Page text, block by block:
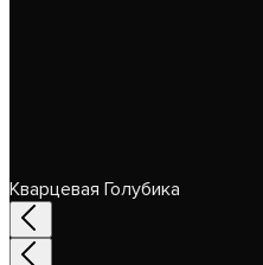
Кварцевая Голубика